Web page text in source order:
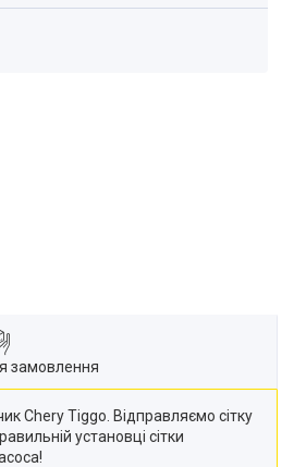
замовлення
Chery Tiggo. Відправляємо сітку
установці сітки